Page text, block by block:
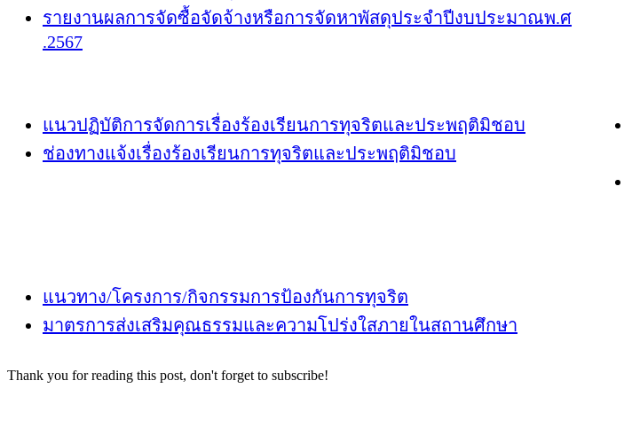
รายงานผลการจัดซื้อจัดจ้างหรือการจัดหาพัสดุประจำปีงบประมาณพ.ศ
.2567
แนวปฏิบัติการจัดการเรื่องร้องเรียนการทุจริตและประพฤติมิชอบ
ช่องทางแจ้งเรื่องร้องเรียนการทุจริตและประพฤติมิชอบ
แนวทาง/โครงการ/กิจกรรมการป้องกันการทุจริต
มาตรการส่งเสริมคุณธรรมและความโปร่งใสภายในสถานศึกษา
Thank you for reading this post, don't forget to subscribe!